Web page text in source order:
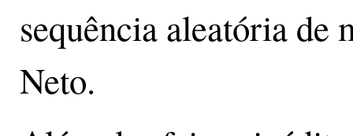
sequência aleatória de
Neto.